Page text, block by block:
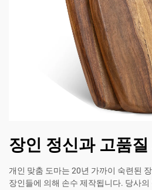
장인 정신과 고품
개인 맞춤 도마는 20년 가까이 숙련된
장인들에 의해 손수 제작됩니다. 당사